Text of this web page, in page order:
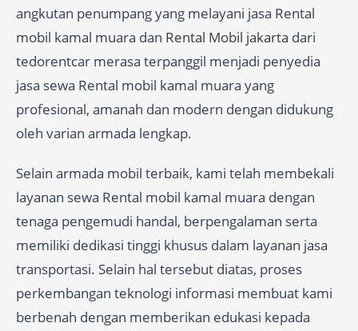
angkutan penumpang yang melayani jasa Rental
mobil kamal muara dan Rental Mobil jakarta dari
tedorentcar merasa terpanggil menjadi penyedia
jasa sewa Rental mobil kamal muara yang
profesional, amanah dan modern dengan didukung
oleh varian armada lengkap.
Selain armada mobil terbaik, kami telah membekali
layanan sewa Rental mobil kamal muara dengan
tenaga pengemudi handal, berpengalaman serta
memiliki dedikasi tinggi khusus dalam layanan jasa
transportasi. Selain hal tersebut diatas, proses
perkembangan teknologi informasi membuat kami
berbenah dengan memberikan edukasi kepada